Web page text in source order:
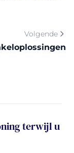
Volgende
terwijl u